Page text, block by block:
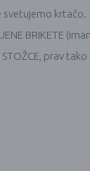
svetujemo krtačo.
BRIKETE
prav